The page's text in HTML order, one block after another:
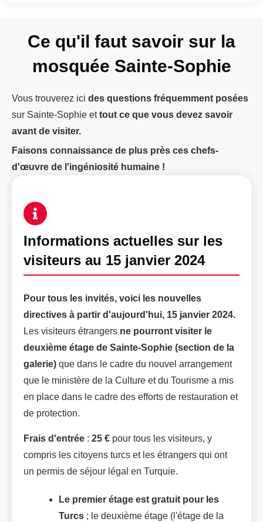
Ce qu'il faut savoir sur la
mosquée Sainte-Sophie
Vous trouverez ici des questions fréquemment posées
sur Sainte-Sophie ettout ce que vous devez savoir
avant de visiter.
Faisons connaissance de plus près ces chefs-
d'œuvre de l'ingéniosité humaine !
Informations actuelles sur les
visiteurs au 15 janvier 2024
Pour tous les invités, voici les nouvelles
directives à partir d'aujourd'hui, 15 janvier 2024.
Les visiteurs étrangers ne pourront visiter le
deuxième étage de Sainte-Sophie (section de la
galerie) que dans le cadre du nouvel arrangement
que le ministère de la Culture et du Tourisme a mis
en place dans le cadre des efforts de restauration et
de protection.
Frais d'entrée : 25 € pour tous les visiteurs, y
compris les citoyens turcs et les étrangers qui ont
un permis de séjour légal en Turquie.
Le premier étage est gratuit pour les
Turcs ; le deuxième étage (l'étage de la